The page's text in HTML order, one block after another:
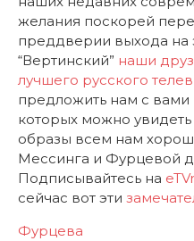
желания поскорей
преддверии выхода на
“Вертинский” наши
лучшего русского
предложить нам с
которых можно
образы всем нам
Мессинга и Фурцевой
Подписывайтесь на
сейчас вот эти
Фурцева